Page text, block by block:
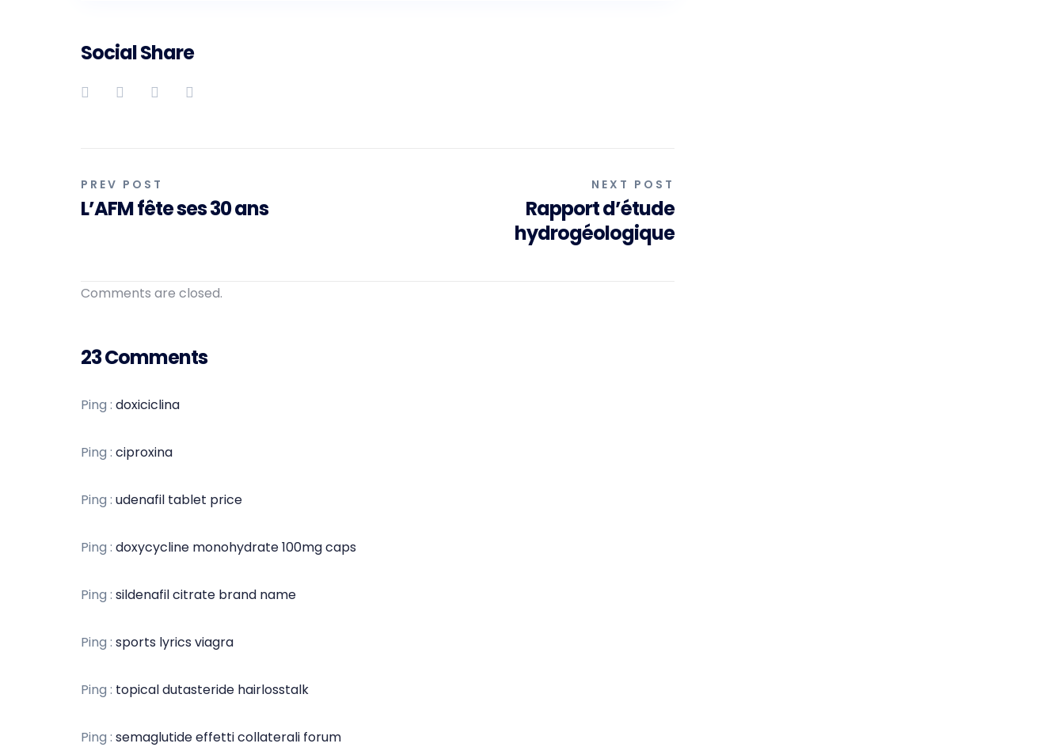
Social Share
Navigation
de
PREV POST
L’AFM fête ses 30 ans
NEXT POST
Rapport d’étude
hydrogéologique
Comments are closed.
23 Comments
Ping : doxiciclina
Ping : ciproxina
Ping : udenafil tablet price
Ping : doxycycline monohydrate 100mg caps
Ping : sildenafil citrate brand name
Ping : sports lyrics viagra
Ping : topical dutasteride hairlosstalk
Ping : semaglutide effetti collaterali forum